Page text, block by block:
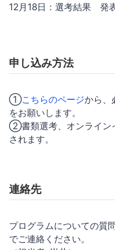
12月18日：選考結果 発
申し込み方法
①こちらのページから、
をお願いします。
②書類選考、オンライン
されます。
連絡先
プログラムについての
でご連絡ください。